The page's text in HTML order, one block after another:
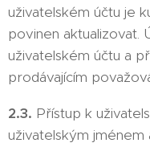
uživatelském účtu je
povinen aktualizovat.
uživatelském účtu a
prodávajícím
2.3. Přístup k
uživatelským jménem